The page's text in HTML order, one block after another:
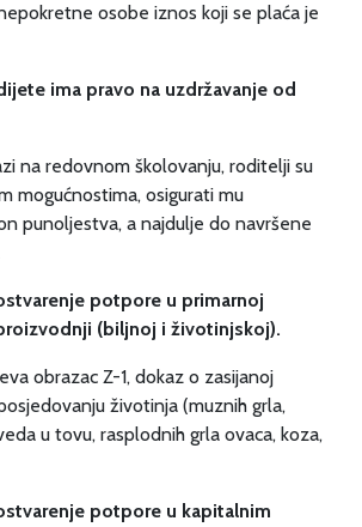
osobe iznos koji se plaća je
ima pravo na uzdržavanje od
na redovnom školovanju, roditelji su
mogućnostima, osigurati mu
punoljestva, a najdulje do navršene
potpore u primarnoj
(biljnoj i životinjskoj).
obrazac Z-1, dokaz o zasijanoj
životinja (muznih grla,
u tovu, rasplodnih grla ovaca, koza,
potpore u kapitalnim